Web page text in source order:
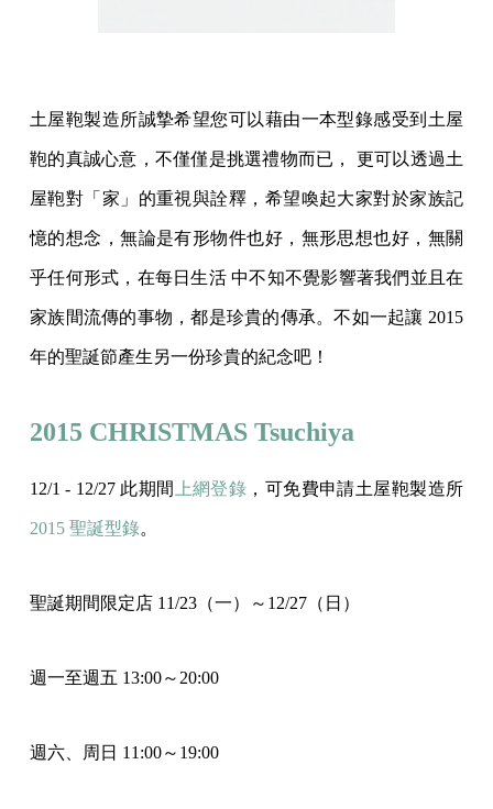
土屋鞄製造所誠摯希望您可以藉由一本型錄感受到土屋
鞄的真誠心意，不僅僅是挑選禮物而已， 更可以透過土
屋鞄對「家」的重視與詮釋，希望喚起大家對於家族記
憶的想念，無論是有形物件也好，無形思想也好，無關
乎任何形式，在每日生活 中不知不覺影響著我們並且在
家族間流傳的事物，都是珍貴的傳承。不如一起讓 2015
年的聖誕節產生另一份珍貴的紀念吧！
2015 CHRISTMAS Tsuchiya
12/1 - 12/27 此期間 上網登錄 ，可免費申請土屋鞄製造所
2015 聖誕型錄。
聖誕期間限定店 11/23（一）～12/27（日）
週一至週五 13:00～20:00
週六、周日 11:00～19:00